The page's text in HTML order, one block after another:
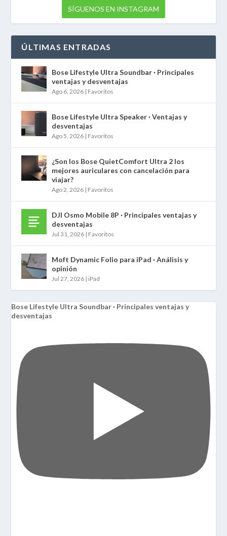
SÍGUENOS EN INSTAGRAM
ÚLTIMAS ENTRADAS
Bose Lifestyle Ultra Soundbar · Principales
ventajas y desventajas
Ago 6, 2026 | Favoritos
Bose Lifestyle Ultra Speaker · Ventajas y
desventajas
Ago 5, 2026 | Favoritos
¿Son los Bose QuietComfort Ultra 2 los
mejores auriculares con cancelación para
viajar?
Ago 2, 2026 | Favoritos
DJI Osmo Mobile 8P · Principales ventajas y
desventajas
Jul 31, 2026 | Favoritos
Moft Dynamic Folio para iPad · Análisis y
opinión
Jul 27, 2026 | iPad
Bose Lifestyle Ultra Soundbar · Principales ventajas y
desventajas